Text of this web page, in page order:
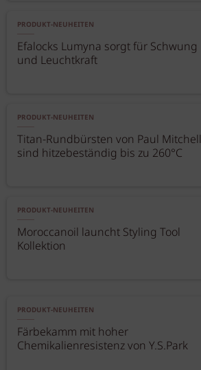
PRODUKT-NEUHEITEN
Efalocks Lumyna sorgt für Schwung
und Leuchtkraft
PRODUKT-NEUHEITEN
Titan-Rundbürsten von Paul Mitchell
sind hitzebeständig bis zu 260°C
PRODUKT-NEUHEITEN
Moroccanoil launcht Styling Tool
Kollektion
PRODUKT-NEUHEITEN
Färbekamm mit hoher
Chemikalienresistenz von Y.S.Park